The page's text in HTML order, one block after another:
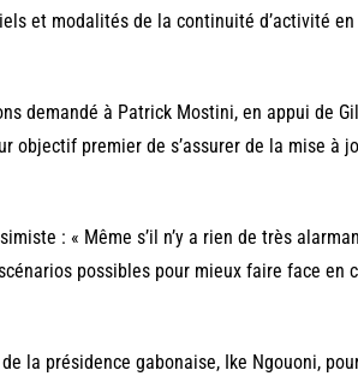
et modalités de la continuité d’activité en
demandé à Patrick Mostini, en appui de
objectif premier de s’assurer de la mise à
: « Même s’il n’y a rien de très
possibles pour mieux faire face en
la présidence gabonaise, Ike Ngouoni,